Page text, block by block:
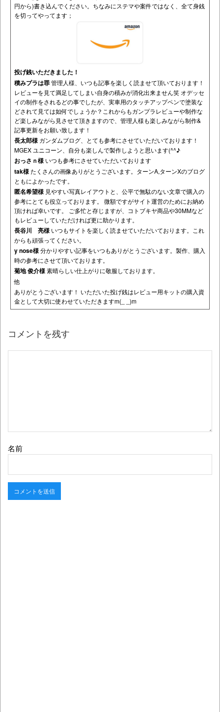
円から)書き込んでください。ちなみにステマや案件ではなく、全て身銭
を切ってやってます；
投げ銭いただきました！
積みプラは罪管理人様、いつも記事を楽しく読ませて頂いております！
レビューを見て満足してしまい自身の積みが消化出来ません笑 オデッセ
イの制作をされるどの事でしたが、実車用のタッチアップペンで塗装な
どされて見ては如何でしょうか？これからもガンプラレビューや制作な
ど楽しみながら見させて頂きますので、管理人様も楽しみながら制作&
記事更新をお願い致します！
長太郎様 ガンダムブログ、とても参考にさせていただいております！
MGEX ユニコーン、自分も楽しんで製作しようと思います(^^♪
おっさｎ様 いつも参考にさせていただいております
tak様たくさんの画像ありがとうございます。ターンA,ターンXのブログ
ともによかったです。
匿名希望様 見やすい写真レイアウトと、公平で無駄のない文章で購入の
参考にとても役立っております。 微額ですがサイト運営のためにお納め
頂ければ幸いです。 ご多忙と存じますが、コトブキヤ商品や30MMなど
もレビューしていただければ更に助かります。
長谷川 亮様 いつもサイトを楽しく読ませていただいております。これ
からも頑張ってください。
y nose様分かりやすい記事をいつもありがとうございます。製作、購入
時の参考にさせて頂いております。
菊地 俊介様素晴らしい仕上がりに敬服しております。
他
ありがとうございます！ いただいた投げ銭はレビュー用キットの購入資
金として大切に使わせていただきますm(_ _)m
コメントを残す
名前